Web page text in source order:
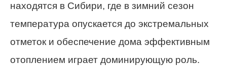
находятся в Сибири, где в зимний сезон
температура опускается до экстремальных
отметок и обеспечение дома эффективным
отоплением играет доминирующую роль.